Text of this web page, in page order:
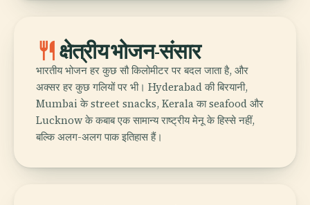
restaurant क्षेत्रीय भोजन-संसार
भारतीय भोजन हर कुछ सौ किलोमीटर पर बदल जाता है, और
अक्सर हर कुछ गलियों पर भी। Hyderabad की बिरयानी,
Mumbai के street snacks, Kerala का seafood और
Lucknow के कबाब एक सामान्य राष्ट्रीय मेनू के हिस्से नहीं,
बल्कि अलग-अलग पाक इतिहास हैं।